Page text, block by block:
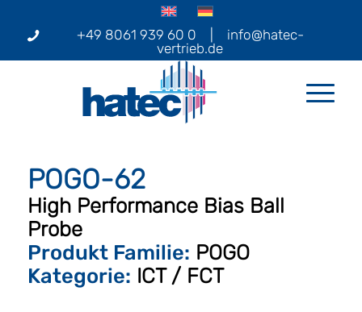
+49 8061 939 60 0
info@hatec-
vertrieb.de
POGO-62
High Performance Bias Ball
Probe
Produkt Familie: POGO
Kategorie: ICT / FCT